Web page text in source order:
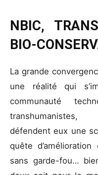
NBIC,
BIO-
La grande
une réalité qui
communauté
transhumanistes,
défendent eux une
quête d’amélioration
sans garde-fou…